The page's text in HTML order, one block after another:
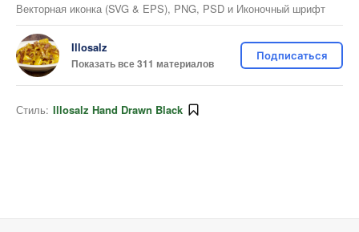
Векторная иконка (SVG & EPS), PNG, PSD и Иконочный шрифт
Illosalz
Показать все 311 материалов
Подписаться
Стиль: Illosalz Hand Drawn Black